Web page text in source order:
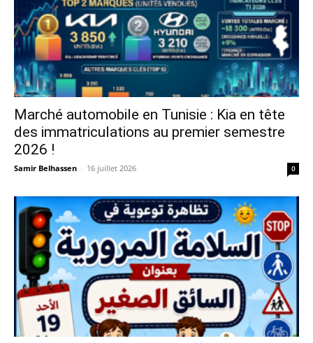
Marché automobile en Tunisie : Kia en tête
des immatriculations au premier semestre
2026 !
Samir Belhassen - 16 juillet 2026 0